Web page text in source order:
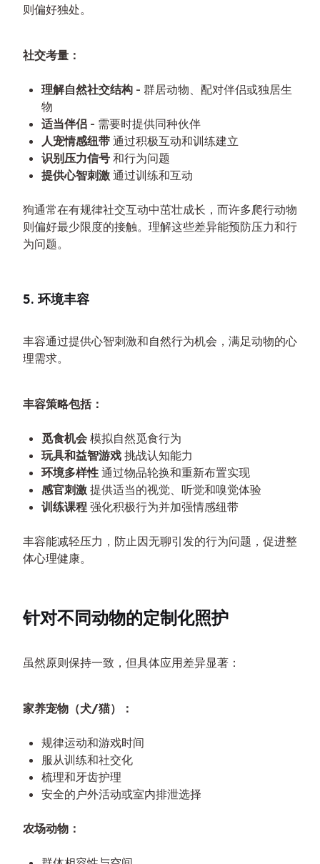
则偏好独处。
社交考量：
理解自然社交结构 - 群居动物、配对伴侣或独居生
物
适当伴侣 - 需要时提供同种伙伴
人宠情感纽带 通过积极互动和训练建立
识别压力信号 和行为问题
提供心智刺激 通过训练和互动
狗通常在有规律社交互动中茁壮成长，而许多爬行动物
则偏好最少限度的接触。理解这些差异能预防压力和行
为问题。
5. 环境丰容
丰容通过提供心智刺激和自然行为机会，满足动物的心
理需求。
丰容策略包括：
觅食机会 模拟自然觅食行为
玩具和益智游戏 挑战认知能力
环境多样性 通过物品轮换和重新布置实现
感官刺激 提供适当的视觉、听觉和嗅觉体验
训练课程 强化积极行为并加强情感纽带
丰容能减轻压力，防止因无聊引发的行为问题，促进整
体心理健康。
针对不同动物的定制化照护
虽然原则保持一致，但具体应用差异显著：
家养宠物（犬/猫）：
规律运动和游戏时间
服从训练和社交化
梳理和牙齿护理
安全的户外活动或室内排泄选择
农场动物：